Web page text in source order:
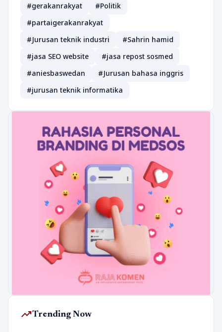
#gerakanrakyat
#Politik
#partaigerakanrakyat
#Jurusan teknik industri
#Sahrin hamid
#jasa SEO website
#jasa repost sosmed
#aniesbaswedan
#Jurusan bahasa inggris
#jurusan teknik informatika
trending_upTrending Now